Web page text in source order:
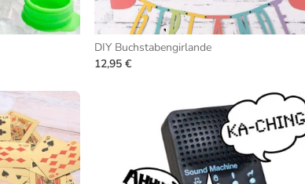
DIY Buchstabengirlande
12,95 €